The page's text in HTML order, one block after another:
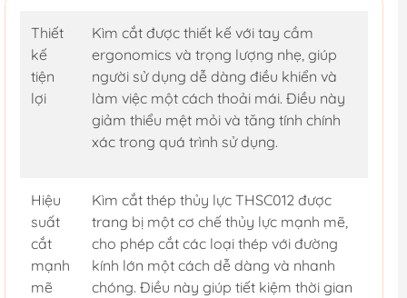
Thiết
kế
tiện
lợi
Kìm cắt được thiết kế với tay cầm
ergonomics và trọng lượng nhẹ, giúp
người sử dụng dễ dàng điều khiển và
làm việc một cách thoải mái. Điều này
giảm thiểu mệt mỏi và tăng tính chính
xác trong quá trình sử dụng.
Hiệu
suất
cắt
mạnh
mẽ
Kìm cắt thép thủy lực THSC012 được
trang bị một cơ chế thủy lực mạnh mẽ,
cho phép cắt các loại thép với đường
kính lớn một cách dễ dàng và nhanh
chóng. Điều này giúp tiết kiệm thời gian